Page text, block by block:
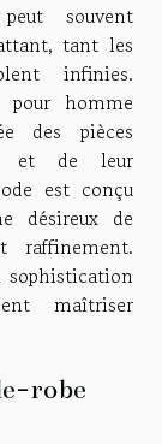
souvent
tant les
infinies.
homme
des pièces
et de leur
est conçu
désireux de
raffinement.
maîtriser
robe